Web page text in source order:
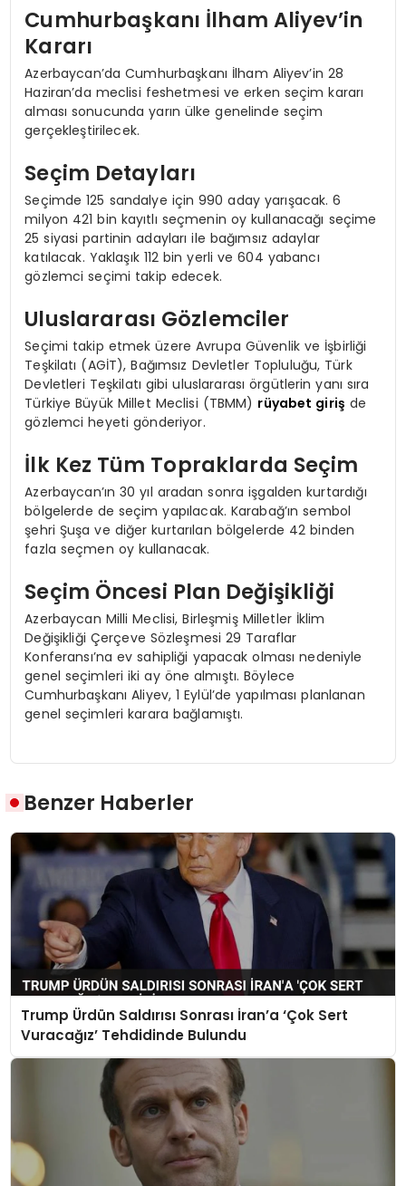
Cumhurbaşkanı İlham Aliyev’in
Kararı
Azerbaycan’da Cumhurbaşkanı İlham Aliyev’in 28
Haziran’da meclisi feshetmesi ve erken seçim kararı
alması sonucunda yarın ülke genelinde seçim
gerçekleştirilecek.
Seçim Detayları
Seçimde 125 sandalye için 990 aday yarışacak. 6
milyon 421 bin kayıtlı seçmenin oy kullanacağı seçime
25 siyasi partinin adayları ile bağımsız adaylar
katılacak. Yaklaşık 112 bin yerli ve 604 yabancı
gözlemci seçimi takip edecek.
Uluslararası Gözlemciler
Seçimi takip etmek üzere Avrupa Güvenlik ve İşbirliği
Teşkilatı (AGİT), Bağımsız Devletler Topluluğu, Türk
Devletleri Teşkilatı gibi uluslararası örgütlerin yanı sıra
Türkiye Büyük Millet Meclisi (TBMM) rüyabet giriş de
gözlemci heyeti gönderiyor.
İlk Kez Tüm Topraklarda Seçim
Azerbaycan’ın 30 yıl aradan sonra işgalden kurtardığı
bölgelerde de seçim yapılacak. Karabağ’ın sembol
şehri Şuşa ve diğer kurtarılan bölgelerde 42 binden
fazla seçmen oy kullanacak.
Seçim Öncesi Plan Değişikliği
Azerbaycan Milli Meclisi, Birleşmiş Milletler İklim
Değişikliği Çerçeve Sözleşmesi 29 Taraflar
Konferansı’na ev sahipliği yapacak olması nedeniyle
genel seçimleri iki ay öne almıştı. Böylece
Cumhurbaşkanı Aliyev, 1 Eylül’de yapılması planlanan
genel seçimleri karara bağlamıştı.
Benzer Haberler
Trump Ürdün Saldırısı Sonrası İran’a ‘Çok Sert
Vuracağız’ Tehdidinde Bulundu